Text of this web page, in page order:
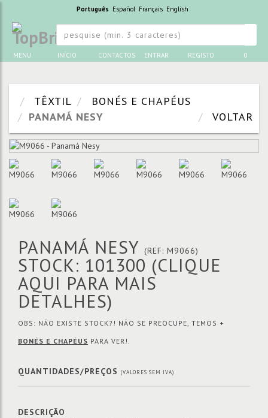
Português Español Français English
MENU INÍCIO CONTACTOS ENTRAR REGISTO 0
TÊXTIL
BONÉS E CHAPÉUS
PANAMÁ NESY
VOLTAR
PANAMÁ NESY (REF: M9066)
STOCK: 101300 (CLIQUE
AQUI PARA MAIS
DETALHES)
OBS: NÃO EXISTE STOCK?! NÃO SE PREOCUPE, TEMOS +
BONÉS E CHAPÉUS PARA VER!.
QUANTIDADES/PREÇOS (VALORES SEM IVA)
DESCRIÇÃO